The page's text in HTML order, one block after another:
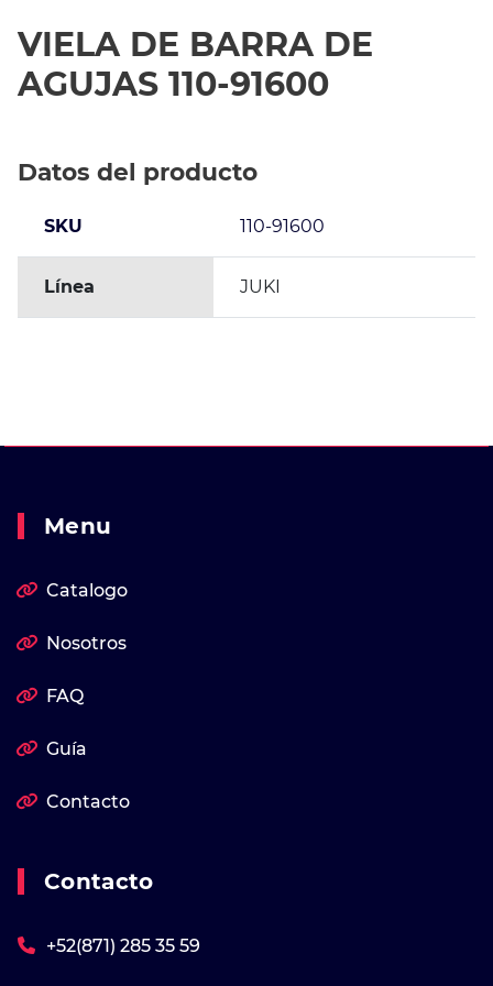
VIELA DE BARRA DE
AGUJAS 110-91600
Datos del producto
SKU 110-91600
Línea JUKI
Menu
Catalogo
Nosotros
FAQ
Guía
Contacto
Contacto
+52(871) 285 35 59